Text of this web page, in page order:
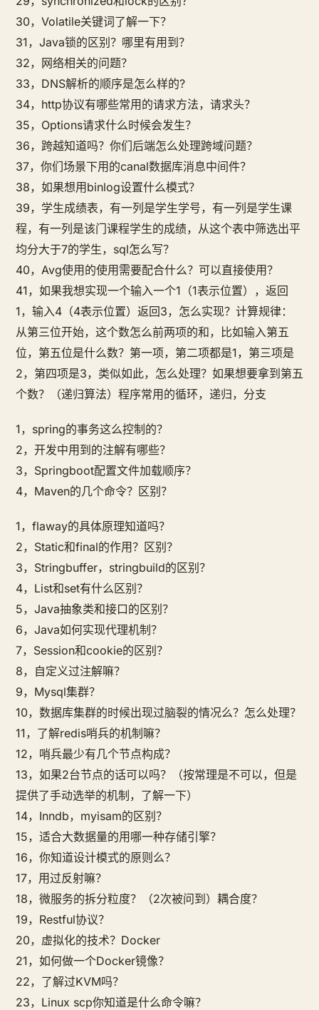
30，Volatile关键词了解一下？
31，Java锁的区别？哪里有用到？
32，网络相关的问题？
33，DNS解析的顺序是怎么样的?
34，http协议有哪些常用的请求方法，请求头？
35，Options请求什么时候会发生？
36，跨越知道吗？你们后端怎么处理跨域问题？
37，你们场景下用的canal数据库消息中间件？
38，如果想用binlog设置什么模式？
39，学生成绩表，有一列是学生学号，有一列是学生课
程，有一列是该门课程学生的成绩，从这个表中筛选出平
均分大于7的学生，sql怎么写？
40，Avg使用的使用需要配合什么？可以直接使用？
41，如果我想实现一个输入一个1（1表示位置），返回
1，输入4（4表示位置）返回3，怎么实现？计算规律：
从第三位开始，这个数怎么前两项的和，比如输入第五
位，第五位是什么数？第一项，第二项都是1，第三项是
2，第四项是3，类似如此，怎么处理？如果想要拿到第五
个数？（递归算法）程序常用的循环，递归，分支
1，spring的事务这么控制的？
2，开发中用到的注解有哪些？
3，Springboot配置文件加载顺序？
4，Maven的几个命令？区别？
1，flaway的具体原理知道吗？
2，Static和final的作用？区别？
3，Stringbuffer，stringbuild的区别？
4，List和set有什么区别？
5，Java抽象类和接口的区别？
6，Java如何实现代理机制？
7，Session和cookie的区别？
8，自定义过注解嘛？
9，Mysql集群？
10，数据库集群的时候出现过脑裂的情况么？怎么处理？
11，了解redis哨兵的机制嘛？
12，哨兵最少有几个节点构成？
13，如果2台节点的话可以吗？（按常理是不可以，但是
提供了手动选举的机制，了解一下）
14，Inndb，myisam的区别？
15，适合大数据量的用哪一种存储引擎？
16，你知道设计模式的原则么？
17，用过反射嘛？
18，微服务的拆分粒度？（2次被问到）耦合度？
19，Restful协议？
20，虚拟化的技术？Docker
21，如何做一个Docker镜像？
22，了解过KVM吗？
23，Linux scp你知道是什么命令嘛？